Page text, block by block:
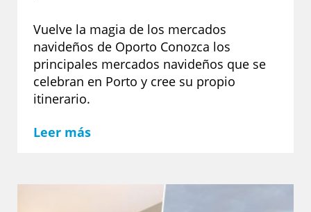
Vuelve la magia de los mercados
navideños de Oporto Conozca los
principales mercados navideños que se
celebran en Porto y cree su propio
itinerario.
Leer más